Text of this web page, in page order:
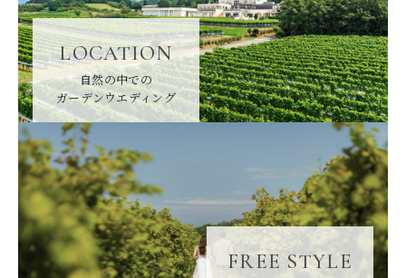
お問い合わせ
0558-83-5116
TOP
OUR FEATURES
LOCATION
FREE STYLE
WITH DOG
LOCATION
自然の中での
ガーデンウエディング
FREE STYLE